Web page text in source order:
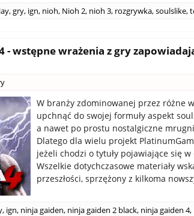
,gry, ign, nioh, Nioh 2, nioh 3, rozgrywka,soulslike,
- wstępne wrażenia z gry
W branży zdominowanej przez różne
upchnąć do swojej formuły aspekt
a nawet po prostu nostalgiczne
Dlatego dla wielu projekt
jeżeli chodzi o tytuły pojawiające się
Wszelkie dotychczasowe materiały
przeszłości, sprzężony z kilkoma
, ign, ninja gaiden, ninja gaiden 2 black, ninja gaiden 4,